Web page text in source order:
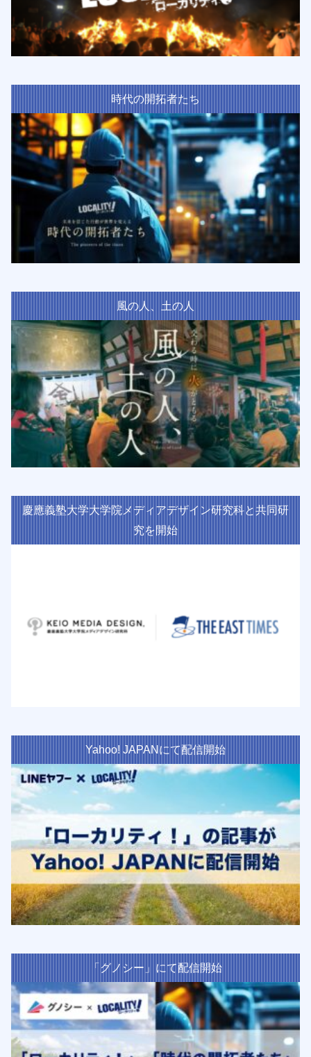
時代の開拓者たち
風の人、土の人
慶應義塾大学大学院メディアデザイン研究科と共同研
究を開始
Yahoo! JAPANにて配信開始
「グノシー」にて配信開始